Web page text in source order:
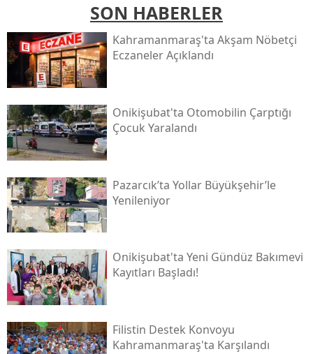
SON HABERLER
Kahramanmaraş'ta Akşam Nöbetçi
Eczaneler Açıklandı
Onikişubat'ta Otomobilin Çarptığı
Çocuk Yaralandı
Pazarcık’ta Yollar Büyükşehir’le
Yenileniyor
Onikişubat'ta Yeni Gündüz Bakımevi
Kayıtları Başladı!
Filistin Destek Konvoyu
Kahramanmaraş'ta Karşılandı